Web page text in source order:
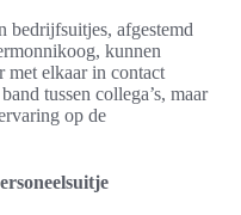
bedrijfsuitjes, afgestemd
kunnen
met elkaar in contact
tussen collega’s, maar
op de